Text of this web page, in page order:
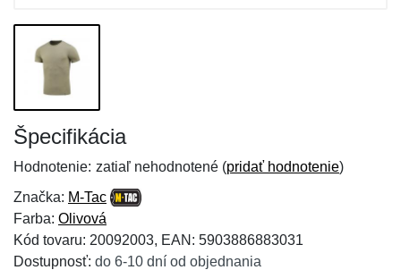
Špecifikácia
Hodnotenie: zatiaľ nehodnotené (pridať hodnotenie)
Značka: M-Tac
Farba: Olivová
Kód tovaru: 20092003, EAN: 5903886883031
Dostupnosť: do 6-10 dní od objednania